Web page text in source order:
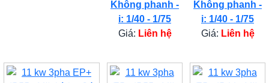
Không phanh -
i: 1/40 - 1/75
Giá: Liên hệ
Không phanh -
i: 1/40 - 1/75
Giá: Liên hệ